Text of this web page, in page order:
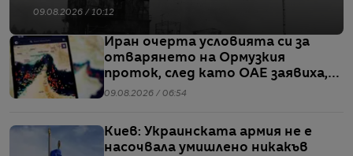
09.08.2026 / 10:12
Иран очерта условията си за
отварянето на Ормузкия
проток, след като ОАЕ заявиха,
че един от корабите им е бил
09.08.2026 / 06:54
Киев: Украинската армия не е
насочвала умишлено никакъв